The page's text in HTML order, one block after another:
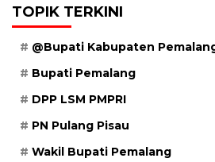
TOPIK TERKINI
@Bupati Kabupaten
Bupati Pemalang
DPP LSM PMPRI
PN Pulang Pisau
Wakil Bupati Pemalang